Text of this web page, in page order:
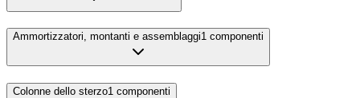
Ammortizzatori, montanti e assemblaggi1 componenti
Colonne dello sterzo1 componenti